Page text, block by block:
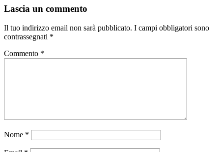
Lascia un commento
Il tuo indirizzo email non sarà pubblicato. I campi obbligatori sono
contrassegnati *
Commento *
Nome *